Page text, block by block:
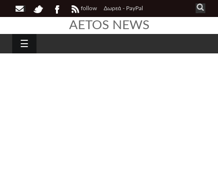
follow Δωρεά - PayPal
AETOS NEWS
☰